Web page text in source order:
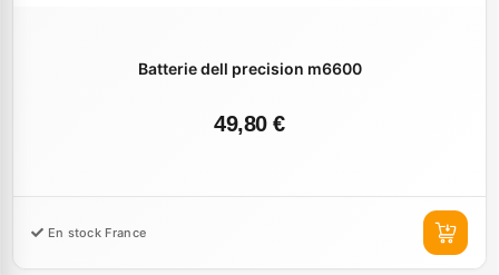
Batterie dell precision m6600
49,80 €
En stock France